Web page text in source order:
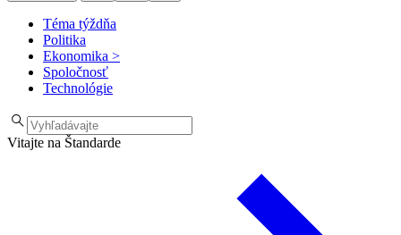
Téma týždňa
Politika
Ekonomika >
Spoločnosť
Technológie
Vitajte na Štandarde